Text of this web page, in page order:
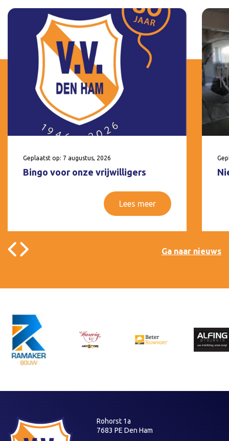
Geplaatst op: 7 augustus, 2026
Bingo voor onze vrijwilligers
Lees meer
Ga naar nieuws
Rohorst 1a
7683 PE Den Ham